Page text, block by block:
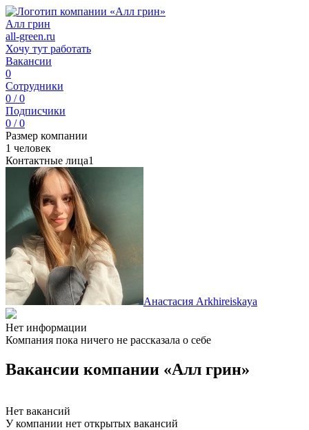
Алл грин
all-green.ru
Хочу тут работать
Вакансии
0
Сотрудники
0 / 0
Подписчики
0 / 0
Размер компании
1 человек
Контактные лица1
Анастасия Arkhireiskaya
Нет информации
Компания пока ничего не рассказала о себе
Вакансии компании «Алл грин»
Нет вакансий
У компании нет открытых вакансий